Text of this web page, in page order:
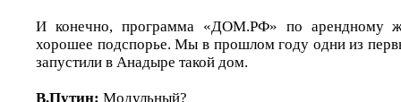
И конечно, программа «ДОМ.РФ» по арендному
хорошее подспорье. Мы в прошлом году одни из
запустили в Анадыре такой дом.
В.Путин: Модульный?